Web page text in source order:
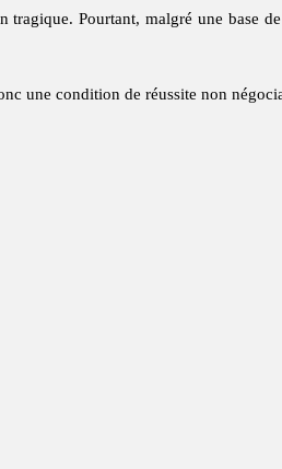
Pourtant, malgré une base
une condition de réussite non